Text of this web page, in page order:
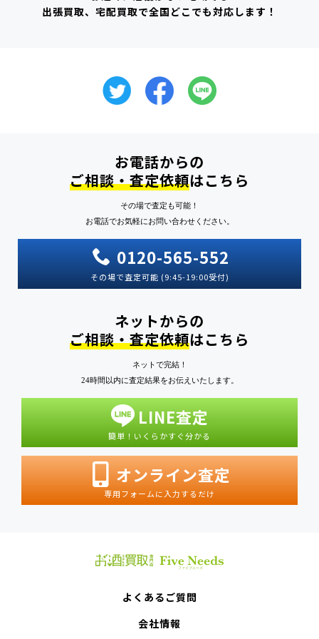
出張買取、宅配買取で全国どこでも対応します！
お電話からの
ご相談・査定依頼はこちら
その場で査定も可能！
お電話でお気軽にお問い合わせください。
0120-565-552
その場で査定可能 (9:45-19:00受付)
ネットからの
ご相談・査定依頼はこちら
ネットで完結！
24時間以内に査定結果をお伝えいたします。
LINE査定
簡単！いくらかすぐ分かる
オンライン査定
専用フォームに入力するだけ
よくあるご質問
会社情報